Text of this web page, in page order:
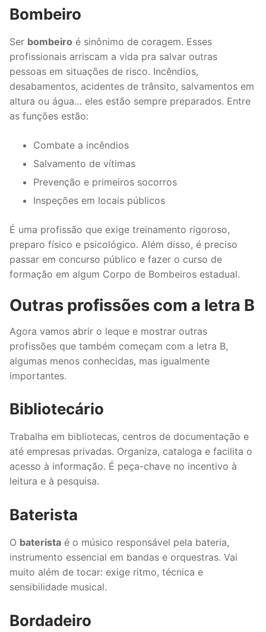
Bombeiro
Ser bombeiro é sinônimo de coragem. Esses
profissionais arriscam a vida pra salvar outras
pessoas em situações de risco. Incêndios,
desabamentos, acidentes de trânsito, salvamentos em
altura ou água… eles estão sempre preparados. Entre
as funções estão:
Combate a incêndios
Salvamento de vítimas
Prevenção e primeiros socorros
Inspeções em locais públicos
É uma profissão que exige treinamento rigoroso,
preparo físico e psicológico. Além disso, é preciso
passar em concurso público e fazer o curso de
formação em algum Corpo de Bombeiros estadual.
Outras profissões com a letra B
Agora vamos abrir o leque e mostrar outras
profissões que também começam com a letra B,
algumas menos conhecidas, mas igualmente
importantes.
Bibliotecário
Trabalha em bibliotecas, centros de documentação e
até empresas privadas. Organiza, cataloga e facilita o
acesso à informação. É peça-chave no incentivo à
leitura e à pesquisa.
Baterista
O baterista é o músico responsável pela bateria,
instrumento essencial em bandas e orquestras. Vai
muito além de tocar: exige ritmo, técnica e
sensibilidade musical.
Bordadeiro